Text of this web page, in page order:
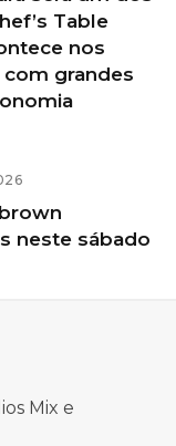
Table
nos
grandes
neste sábado
Mix e